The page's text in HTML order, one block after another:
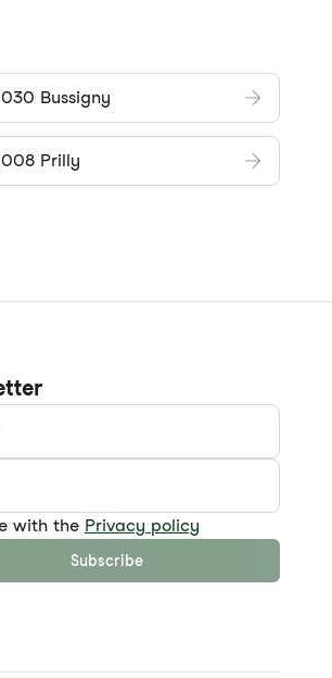
Bussigny
Prilly
with the Privacy policy
Subscribe